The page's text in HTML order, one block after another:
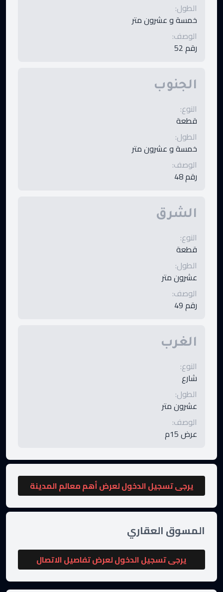
الطول:
خمسة و عشرون متر
الوصف:
رقم 52
الجنوب
النوع:
قطعة
الطول:
خمسة و عشرون متر
الوصف:
رقم 48
الشرق
النوع:
قطعة
الطول:
عشرون متر
الوصف:
رقم 49
الغرب
النوع:
شارع
الطول:
عشرون متر
الوصف:
عرض 15م
يرجى تسجيل الدخول لعرض أهم معالم المدينة
المسوق العقاري
يرجى تسجيل الدخول لعرض تفاصيل الاتصال